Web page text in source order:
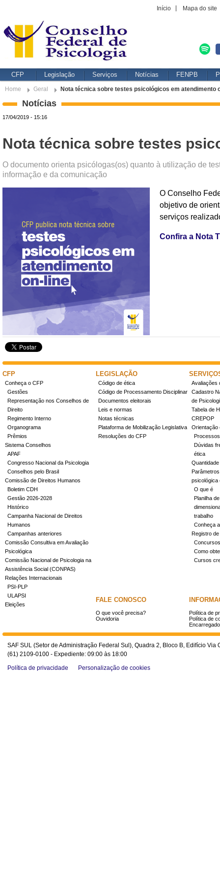
Início Mapa do site
CFP Legislação Serviços Notícias FENPB
Home Geral Nota técnica sobre testes psicológicos em atendimento
Notícias
17/04/2019 - 15:16
Nota técnica sobre testes
O documento orienta psicólogas(os) quanto à utilização de
informação e da comunicação
O Conselho
objetivo de
serviços
Confira a Nota
CFP
Conheça o CFP
Gestões
Representação nos Conselhos de
Direito
Regimento Interno
Organograma
Prêmios
Sistema Conselhos
APAF
Congresso Nacional da Psicologia
Conselhos pelo Brasil
Comissão de Direitos Humanos
Boletim CDH
Gestão 2026-2028
Histórico
Campanha Nacional de Direitos
Humanos
Campanhas anteriores
Comissão Consultiva em Avaliação
Psicológica
Comissão Nacional de Psicologia na
Assistência Social (CONPAS)
Relações Internacionais
PSI-PLP
ULAPSI
Eleições
LEGISLAÇÃO
Código de ética
Código de Processamento Disciplinar
Documentos eleitorais
Leis e normas
Notas técnicas
Plataforma de Mobilização Legislativa
Resoluções do CFP
Avaliações
Cadastro
de
Tabela de
CREPOP
Orientação
Dúvidas
ética
psicológica
O que é
Planilha
trabalho
Conheça
Registro
Concursos
Como
Cursos
FALE CONOSCO
O que você precisa?
Ouvidoria
Política de
Política de
SAF SUL (Setor de Administração Federal Sul), Quadra 2, Bloco B, Edifício
(61) 2109-0100 - Expediente: 09:00 às 18:00
Política de privacidade
Personalização de cookies